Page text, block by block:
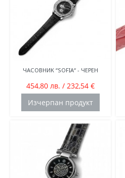
ЧАСОВНИК “SOFIA“ - ЧЕРЕН
454,80 лв. / 232,54 €
Изчерпан продукт